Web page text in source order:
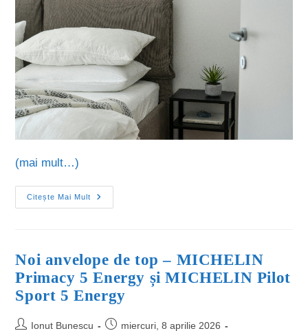
(mai mult…)
Citește Mai Mult
Noi anvelope de top – MICHELIN
Primacy 5 Energy și MICHELIN Pilot
Sport 5 Energy
Ionut Bunescu miercuri, 8 aprilie 2026